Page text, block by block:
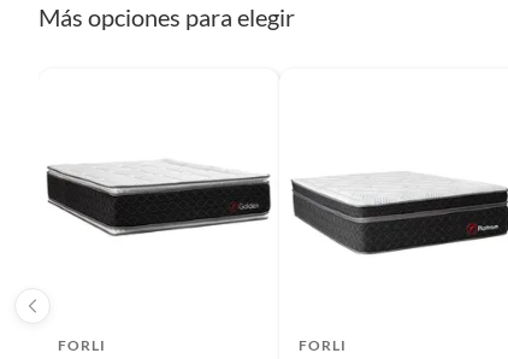
etc.).
Más opciones para elegir
FORLI FORLI